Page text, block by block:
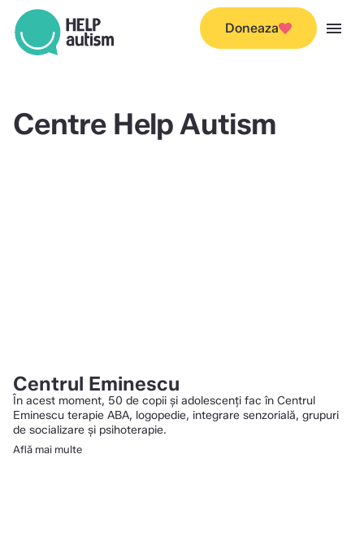
Doneaza menu
Centre Help Autism
Centrul Eminescu
În acest moment, 50 de copii și adolescenți fac în Centrul
Eminescu terapie ABA, logopedie, integrare senzorială, grupuri
de socializare și psihoterapie.
Află mai multe